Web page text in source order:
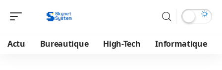
Actu Bureautique High-Tech Informatique